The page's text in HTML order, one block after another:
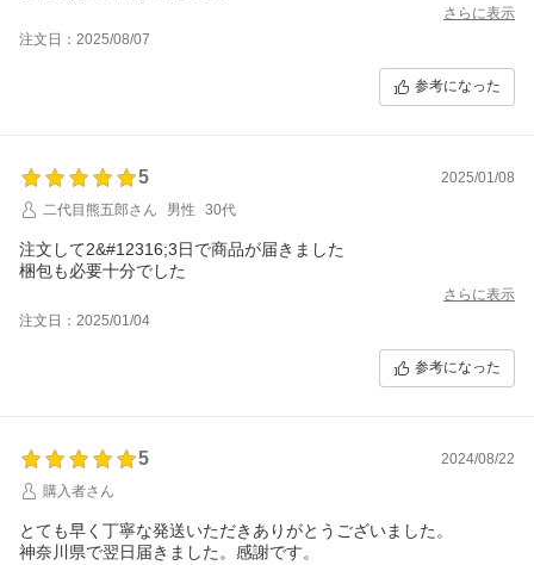
さらに表示
注文日：2025/08/07
参考になった
5
2025/01/08
二代目熊五郎さん
男性 30代
注文して2&#12316;3日で商品が届きました
梱包も必要十分でした
さらに表示
注文日：2025/01/04
参考になった
5
2024/08/22
購入者さん
とても早く丁寧な発送いただきありがとうございました。
神奈川県で翌日届きました。感謝です。